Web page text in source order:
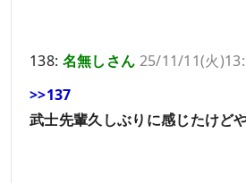
138: 名無しさん 25/11/11(火
>>137
武士先輩久しぶりに感じたけど